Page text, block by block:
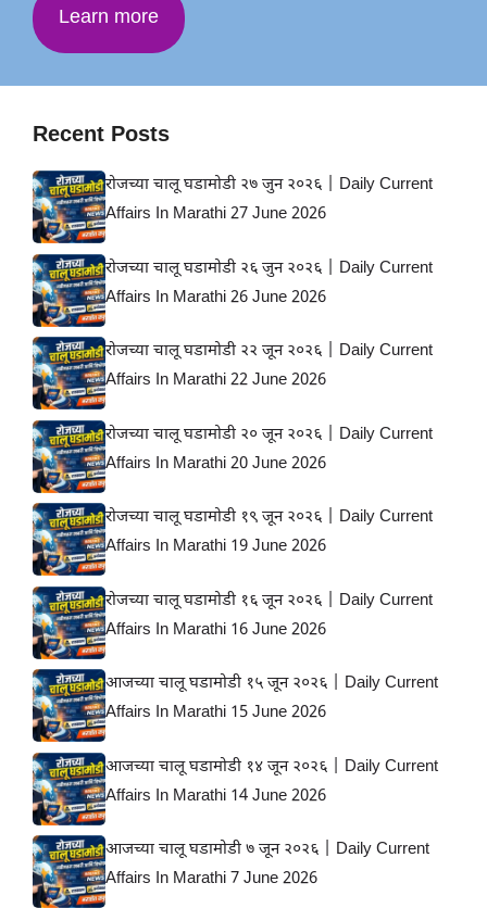
Learn more
Recent Posts
रोजच्या चालू घडामोडी २७ जुन २०२६ | Daily Current
Affairs In Marathi 27 June 2026
रोजच्या चालू घडामोडी २६ जुन २०२६ | Daily Current
Affairs In Marathi 26 June 2026
रोजच्या चालू घडामोडी २२ जून २०२६ | Daily Current
Affairs In Marathi 22 June 2026
रोजच्या चालू घडामोडी २० जून २०२६ | Daily Current
Affairs In Marathi 20 June 2026
रोजच्या चालू घडामोडी १९ जून २०२६ | Daily Current
Affairs In Marathi 19 June 2026
रोजच्या चालू घडामोडी १६ जून २०२६ | Daily Current
Affairs In Marathi 16 June 2026
आजच्या चालू घडामोडी १५ जून २०२६ | Daily Current
Affairs In Marathi 15 June 2026
आजच्या चालू घडामोडी १४ जून २०२६ | Daily Current
Affairs In Marathi 14 June 2026
आजच्या चालू घडामोडी ७ जून २०२६ | Daily Current
Affairs In Marathi 7 June 2026